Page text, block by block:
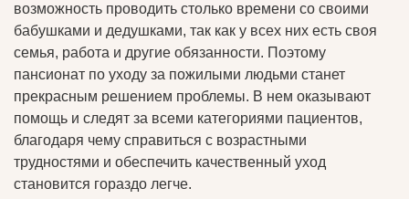
возможность проводить столько времени со своими
бабушками и дедушками, так как у всех них есть своя
семья, работа и другие обязанности. Поэтому
пансионат по уходу за пожилыми людьми станет
прекрасным решением проблемы. В нем оказывают
помощь и следят за всеми категориями пациентов,
благодаря чему справиться с возрастными
трудностями и обеспечить качественный уход
становится гораздо легче.